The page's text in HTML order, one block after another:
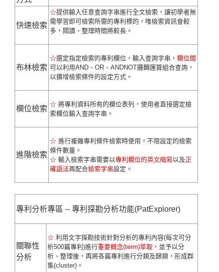
快速檢索
☆提供輸入任意查詢字串進行全文檢索，讓初學者無
需學習即可檢索所需的專利標的，唯檢索資訊會較
多，閱讀、整理時間將較長。
布林檢索
☆選定指定檢索的專利欄位，輸入查詢字串，欄位間
可以利用AND、OR、ANDNOT邏輯運算組合查詢，
以擴增檢索條件的設定方式。
欄位檢索
☆ 將專利資料所有的欄位表列，使用者直接選定檢
索欄位輸入查詢字串。
進階檢索
☆ 進行複雜專利條件檢索時使用，不限設定的檢索
條件數量。
☆ 輸入檢索字串需要以專利欄位的英文縮寫以及正
確語法再配合檢索字串設定。
專利分析專區 -- 專利探勘分析功能(PatExplorer)
關聯性
分析
☆ 利用文字探勘技術針對分析的專利內容(每次可分
析500篇專利)進行重要概念(term)萃取 ，並予以分
析、整理後，再將各篇專利進行分類及歸類，形成群
集(cluster)。